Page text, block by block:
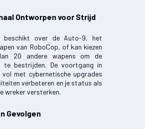
Ontworpen voor Strijd
beschikt over de Auto-9, het
van RoboCop, of kan kiezen
20 andere wapens om de
te bestrijden. De voortgang in
met cybernetische upgrades
verbeteren en je status als
wreker versterken.
Gevolgen